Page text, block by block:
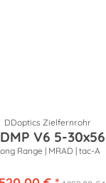
DDoptics Zielfernrohr
V6 5-30x56
Range | MRAD | tac-A